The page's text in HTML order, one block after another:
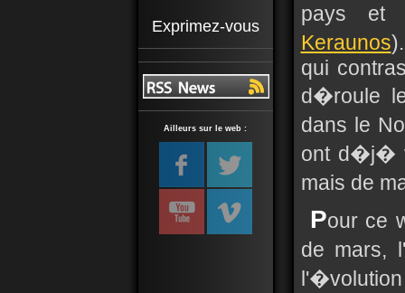
Exprimez-vous
Ailleurs sur le web :
pays et
Keraunos
qui
d�roule
dans le
ont d�j�
mais de
Pour ce
de mars,